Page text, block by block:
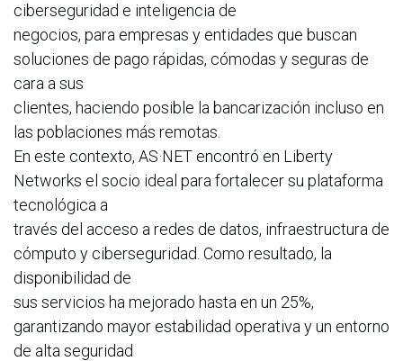
ciberseguridad e inteligencia de
negocios, para empresas y entidades que buscan
soluciones de pago rápidas, cómodas y seguras de
cara a sus
clientes, haciendo posible la bancarización incluso en
las poblaciones más remotas.
En este contexto, AS·NET encontró en Liberty
Networks el socio ideal para fortalecer su plataforma
tecnológica a
través del acceso a redes de datos, infraestructura de
cómputo y ciberseguridad. Como resultado, la
disponibilidad de
sus servicios ha mejorado hasta en un 25%,
garantizando mayor estabilidad operativa y un entorno
de alta seguridad